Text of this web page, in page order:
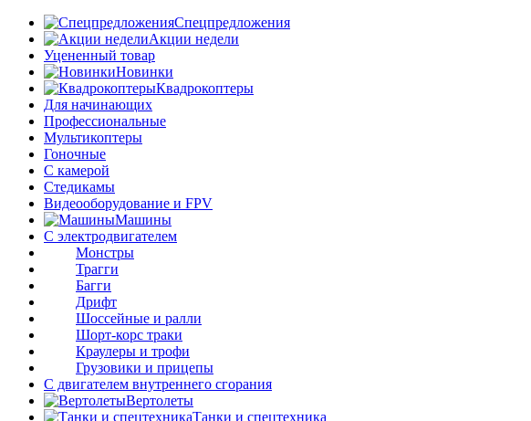
Спецпредложения
Акции недели
Уцененный товар
Новинки
Квадрокоптеры
Для начинающих
Профессиональные
Мультикоптеры
Гоночные
C камерой
Стедикамы
Видеооборудование и FPV
Машины
С электродвигателем
Монстры
Трагги
Багги
Дрифт
Шоссейные и ралли
Шорт-корс траки
Краулеры и трофи
Грузовики и прицепы
С двигателем внутреннего сгорания
Вертолеты
Танки и спецтехника